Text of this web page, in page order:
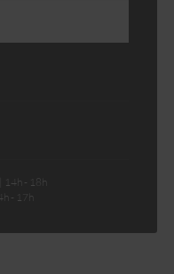
14h - 18h
- 17h